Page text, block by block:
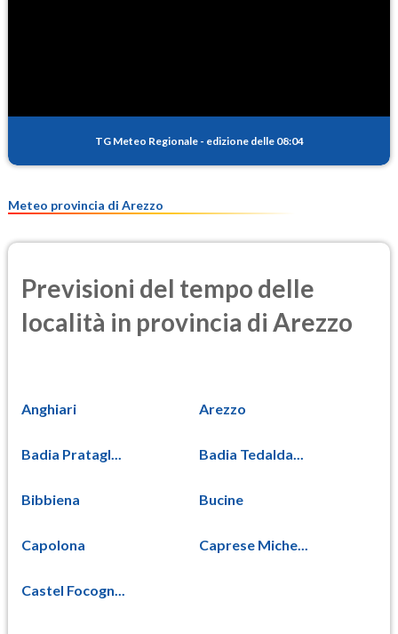
PM25
TG Meteo Regionale - edizione delle 08:04
Meteo provincia di Arezzo
Previsioni del tempo delle
località in provincia di Arezzo
Anghiari Arezzo
Badia Pratagl... Badia Tedalda...
Bibbiena Bucine
Capolona Caprese Miche...
Castel Focogn...